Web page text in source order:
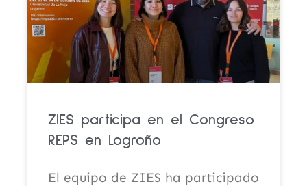
ZIES participa en el Congreso
REPS en Logroño
El equipo de ZIES ha participado